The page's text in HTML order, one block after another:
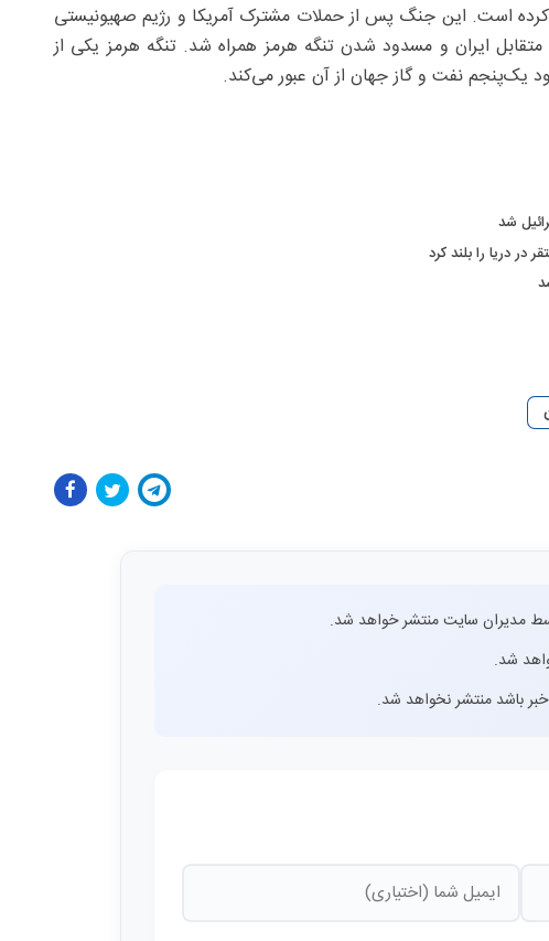
کرده است. این جنگ پس از حملات مشترک آمریکا و رژیم صهیونیستی
واکنش متقابل ایران و مسدود شدن تنگه هرمز همراه شد. تنگه هرمز یکی از
یک‌پنجم نفت و گاز جهان از آن عبور می‌کند.
در دریا را بلند کرد
مدیران سایت منتشر خواهد شد.
شد.
خبر باشد منتشر نخواهد شد.